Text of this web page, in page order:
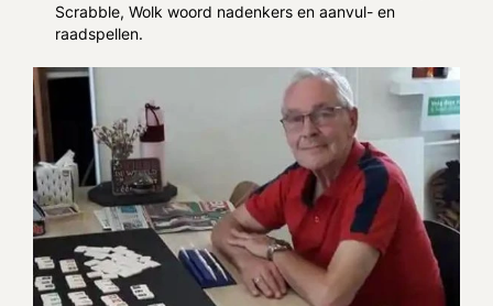
Scrabble, Wolk woord nadenkers en aanvul- en
raadspellen.